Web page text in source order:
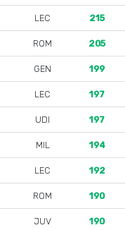
LEC 215
ROM 205
GEN 199
LEC 197
UDI 197
MIL 194
LEC 192
ROM 190
JUV 190